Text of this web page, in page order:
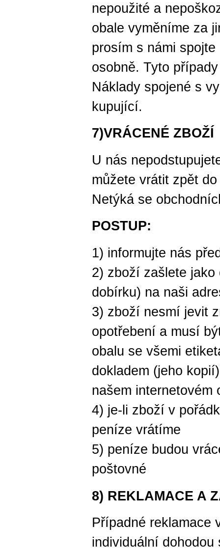
nepoužité a
obale vyměníme za
prosím s námi
osobně. Tyto
Náklady spojené s
kupující.
7)VRÁCENÉ ZBOŽÍ
U nás
můžete vrátit zpět
Netýká se
POSTUP:
1) informujte nás
2) zboží zašlete
dobírku) na naši
3) zboží nesmí jevit
opotřebení a musí
obalu se všemi
dokladem (jeho
našem internetovém
4) je-li zboží v
peníze vrátíme
5) peníze budou
poštovné
8) REKLAMACE A
Případné reklamace
individuální